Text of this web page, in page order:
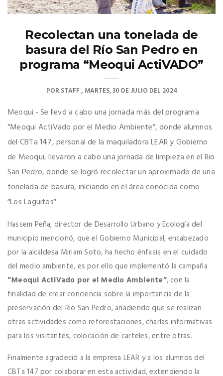
Recolectan una tonelada de
basura del Río San Pedro en
programa “Meoqui ActiVADO”
PORSTAFF MARTES, 30 DE JULIO DEL 2024
Meoqui.- Se llevó a cabo una jornada más del programa
“Meoqui ActiVado por el Medio Ambiente”, donde alumnos
del CBTa 147, personal de la maquiladora LEAR y Gobierno
de Meoqui, llevaron a cabo una jornada de limpieza en el Rio
San Pedro, donde se logró recolectar un aproximado de una
tonelada de basura, iniciando en el área conocida como
“Los Laguitos”.
Hassem Peña, director de Desarrollo Urbano y Ecología del
municipio mencionó, que el Gobierno Municipal, encabezado
por la alcaldesa Miriam Soto, ha hecho énfasis en el cuidado
del medio ambiente, es por ello que implementó la campaña
“Meoqui ActiVado por el Medio Ambiente”, con la
finalidad de crear conciencia sobre la importancia de la
preservación del Rio San Pedro, añadiendo que se realizan
otras actividades como reforestaciones, charlas informativas
para los visitantes, colocación de carteles, entre otras.
Finalmente agradeció a la empresa LEAR y a los alumnos del
CBTa 147 por colaborar en esta actividad, extendiendo la